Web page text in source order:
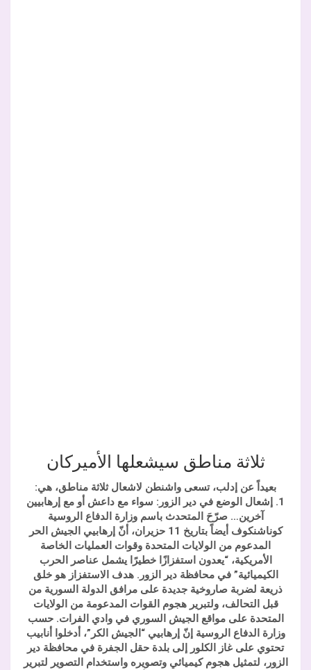
ثلاثة مناطق سيشعلها الأميركان
بعيداً عن إدلب، تسعى واشنطن لاشعال ثلاثة مناطق، هي:
1. إشعال الوضع في دير الزور: سواء مع داعش أو مع إرهابيين
آخرين… صرّحَ المتحدث باسم وزارة الدفاع الروسية
كوناشنكوف أيضاً بتاريخ 11 حزيران، أنّ إرهابيي الجيش الحر
المدعوم من الولايات المتحدة وقوات العمليات الخاصة
الأمريكية، “يعدون استفزازًا خطيرًا يشمل عناصر الحرب
الكيميائية” في محافظة دير الزور. هدف الاستفزاز هو خلق
ذريعة لضربة صاروخية جديدة على مرافق الدولة السورية من
قبل التحالف، ولتبرير هجوم القوات المدعومة من الولايات
المتحدة على مواقع الجيش السوري في وادي الفرات. حسب
وزارة الدفاع الروسية إنّ إرهابيي “الجيش الكر”، أدخلوا أنابيب
تحتوي على غاز الكلور إلى بلدة حقل الجفرة في محافظة دير
الزور، لتمثيل هجوم كيميائي وتصويره واستخدام التصوير لتبرير